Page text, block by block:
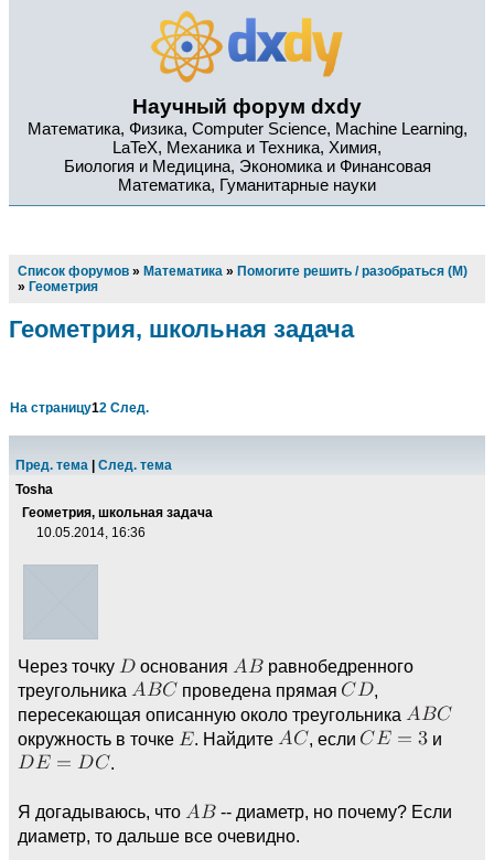
Научный форум dxdy
Математика, Физика, Computer Science, Machine Learning,
LaTeX, Механика и Техника, Химия,
Биология и Медицина, Экономика и Финансовая
Математика, Гуманитарные науки
Список форумов » Математика » Помогите решить / разобраться (М)
» Геометрия
Геометрия, школьная задача
На страницу12 След.
Пред. тема
След. тема
Tosha
Геометрия, школьная задача
10.05.2014, 16:36
Через точку основания
равнобедренного
треугольника
проведена прямая
,
пересекающая описанную около треугольника
окружность в точке
. Найдите , если
и
.
Я догадываюсь, что
-- диаметр, но почему? Если
диаметр, то дальше все очевидно.